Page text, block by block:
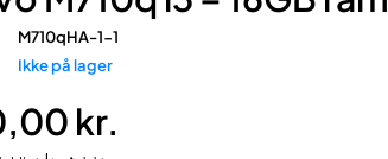
M710qHA-1-1
Ikke på lager
kr.